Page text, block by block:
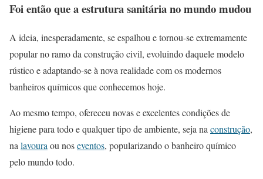
Foi então que a estrutura sanitária no mundo mudou
A ideia, inesperadamente, se espalhou e tornou-se extremamente
popular no ramo da construção civil, evoluindo daquele modelo
rústico e adaptando-se à nova realidade com os modernos
banheiros químicos que conhecemos hoje.
Ao mesmo tempo, ofereceu novas e excelentes condições de
higiene para todo e qualquer tipo de ambiente, seja na construção,
na lavoura ou noseventos, popularizando o banheiro químico
pelo mundo todo.